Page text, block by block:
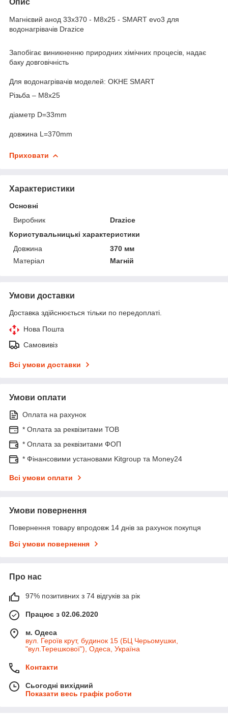
Магнієвий анод 33x370 - M8x25 - SMART evo3 для
водонагрівачів Drazice
Запобігає виникненню природних хімічних процесів, надає
баку довговічність
Для водонагрівачів моделей: OKHE SMART
Різьба – M8х25
діаметр D=33mm
довжина L=370mm
Приховати
Характеристики
Основні
Виробник
Drazice
Користувальницькі характеристики
Довжина
370 мм
Матеріал
Магній
Умови доставки
Доставка здійснюється тільки по передоплаті.
Нова Пошта
Самовивіз
Всі умови доставки
Умови оплати
Оплата на рахунок
* Оплата за реквізитами ТОВ
* Оплата за реквізитами ФОП
* Фінансовими установами Kitgroup та Money24
Всі умови оплати
Умови повернення
Повернення товару впродовж 14 днів за рахунок покупця
Всі умови повернення
Про нас
97% позитивних з 74 відгуків за рік
Працює з 02.06.2020
м. Одеса
вул. Героїв крут, будинок 15 (БЦ Черьомушки,
"вул.Терешкової"), Одеса, Україна
Контакти
Сьогодні вихідний
Показати весь графік роботи